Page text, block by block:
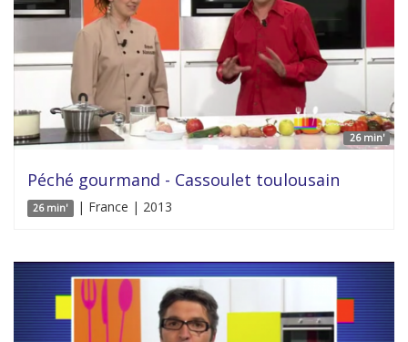
26 min'
Péché gourmand - Cassoulet toulousain
26 min' | France | 2013